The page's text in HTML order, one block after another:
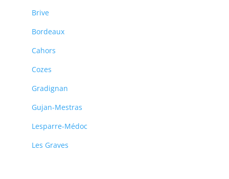
Brive
Bordeaux
Cahors
Cozes
Gradignan
Gujan-Mestras
Lesparre-Médoc
Les Graves